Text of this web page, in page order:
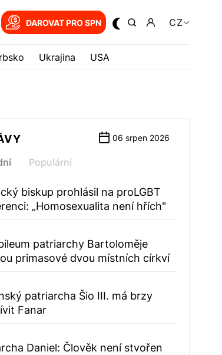
DAROVAT PRO SPN CZ
Ukrajina USA
06 srpen 2026
Populární
biskup prohlásil na proLGBT
„Homosexualita není hřích"
patriarchy Bartoloměje
primasové dvou místních církví
patriarcha Šio III. má brzy
Fanar
Daniel: Člověk není stvořen